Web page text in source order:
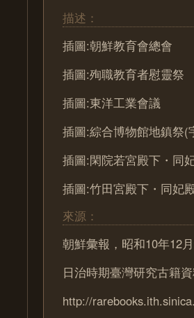
描述：
插圖:朝鮮教育會總會
插圖:殉職教育者慰靈祭
插圖:東洋工業會議
插圖:綜合博物館地鎮祭(
插圖:閑院若宮殿下・同
插圖:竹田宮殿下・同妃
來源：
朝鮮彙報，昭和10年12
日治時期臺灣研究古籍
http://